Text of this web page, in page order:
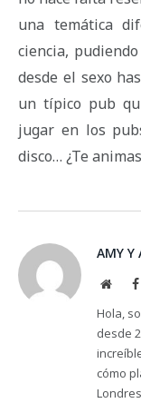
una temática
ciencia,
desde el sexo
un típico pub
jugar en los
disco… ¿Te
AMY Y
Hola,
desde
cómo